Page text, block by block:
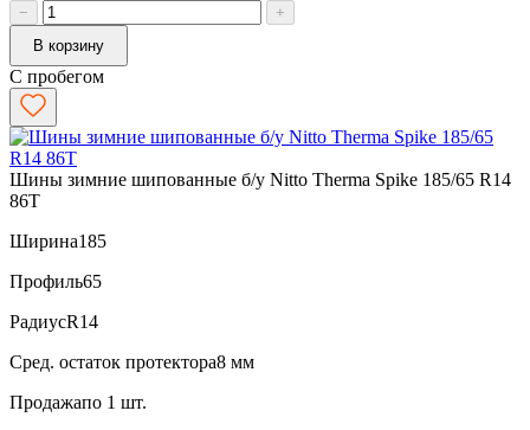
−
+
В корзину
С пробегом
Шины зимние шипованные б/у Nitto Therma Spike 185/65 R14
86T
Ширина185
Профиль65
РадиусR14
Сред. остаток протектора8 мм
Продажапо 1 шт.